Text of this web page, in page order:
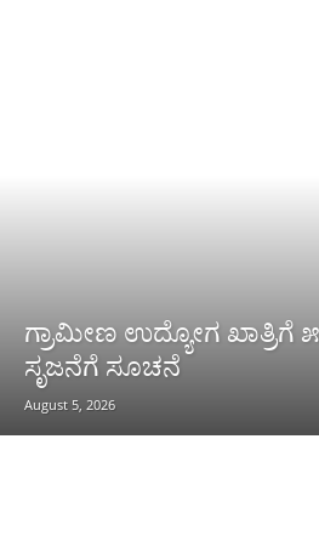
ಗ್ರಾಮೀಣ ಉದ್ಯೋಗ ಖಾತ್ರಿಗೆ
ಸೃಜನೆಗೆ ಸೂಚನೆ
August 5, 2026